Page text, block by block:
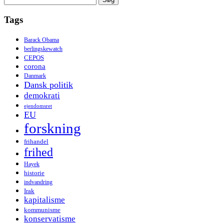
efter:
Tags
Barack Obama
berlingskewatch
CEPOS
corona
Danmark
Dansk politik
demokrati
ejendomsret
EU
forskning
frihandel
frihed
Hayek
historie
indvandring
Irak
kapitalisme
kommunisme
konservatisme